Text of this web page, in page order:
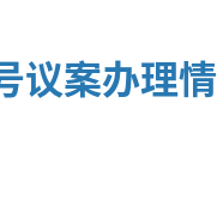
议案办理情